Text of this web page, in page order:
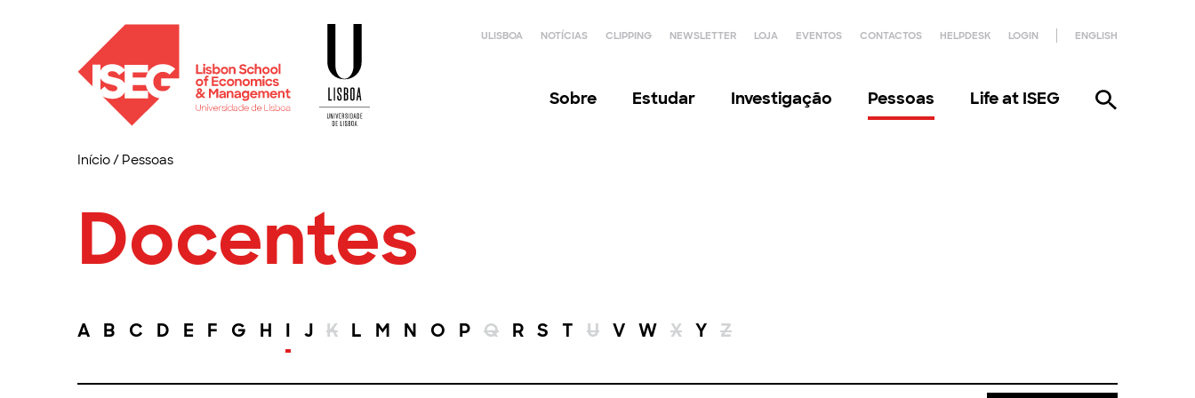
ULISBOA NOTÍCIAS CLIPPING NEWSLETTER LOJA EVENTOS CONTACTOS HELPDESK LOGIN ENGLISH
Sobre Estudar Investigação Pessoas Life at ISEG
Início/ Pessoas
Docentes
A B C D E F G H I J K L M N O P Q R S T U V W X Y Z